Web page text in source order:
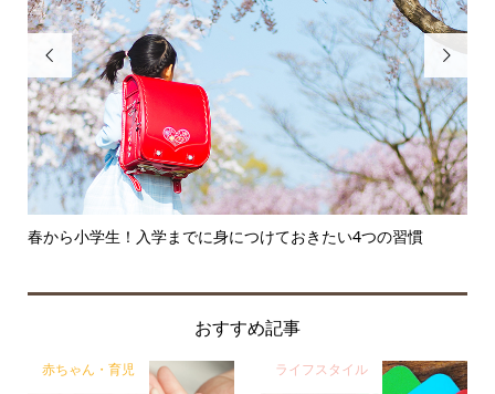

春から小学生！入学までに身につけておきたい4つの習慣

おすすめ記事
赤ちゃん・育児 ライフスタイル